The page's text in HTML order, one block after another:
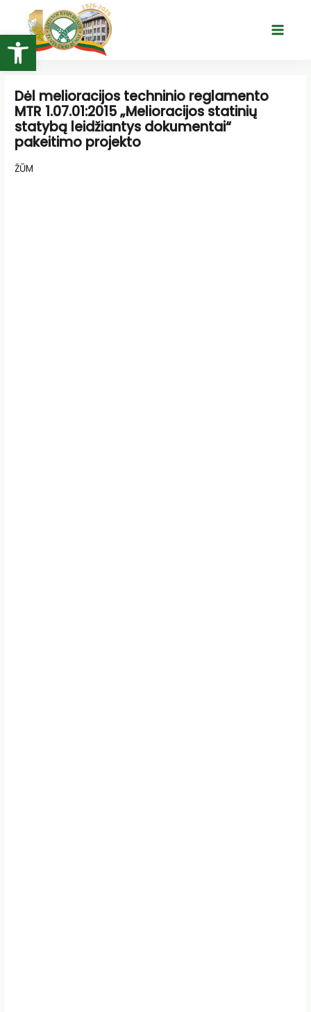
Open toolbar
turinio
Main
Dėl melioracijos techninio reglamento
MTR 1.07.01:2015 „Melioracijos statinių
statybą leidžiantys dokumentai“
pakeitimo projekto
ŽŪM